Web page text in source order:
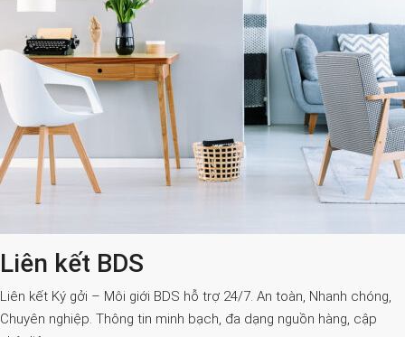
Liên kết BDS
Liên kết Ký gởi – Môi giới BDS hỗ trợ 24/7. An toàn, Nhanh chóng,
Chuyên nghiệp. Thông tin minh bạch, đa dạng nguồn hàng, cập